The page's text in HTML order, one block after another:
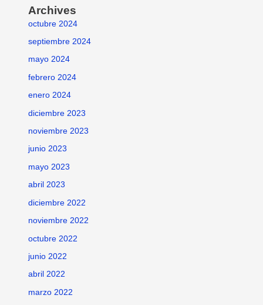
Archives
octubre 2024
septiembre 2024
mayo 2024
febrero 2024
enero 2024
diciembre 2023
noviembre 2023
junio 2023
mayo 2023
abril 2023
diciembre 2022
noviembre 2022
octubre 2022
junio 2022
abril 2022
marzo 2022